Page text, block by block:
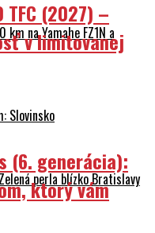
na Yamahe FZ1N a
Slovinsko
perla blízko Bratislavy
TFC (2027) –
v limitovanej
(6. generácia):
ktorý vám